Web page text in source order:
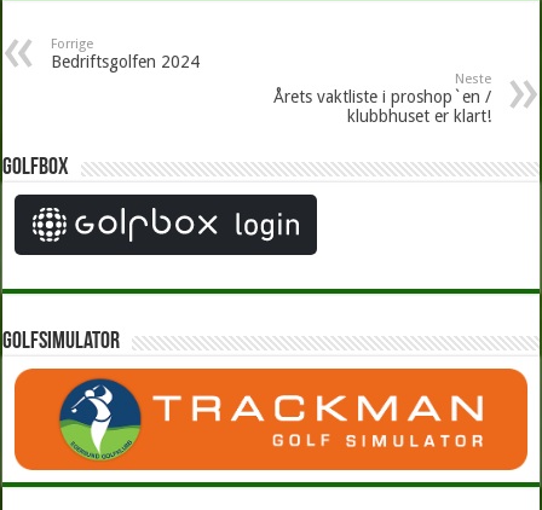
Forrige
Bedriftsgolfen 2024
Neste
Årets vaktliste i proshop`en /
klubbhuset er klart!
Golfbox
Golfsimulator